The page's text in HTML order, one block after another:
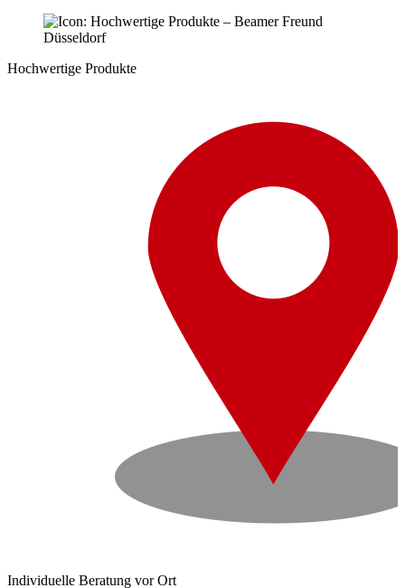
Hochwertige Produkte
Individuelle Beratung vor Ort